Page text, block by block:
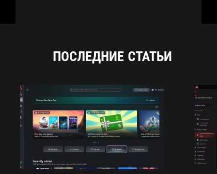
ПОСЛЕДНИЕ СТАТЬИ